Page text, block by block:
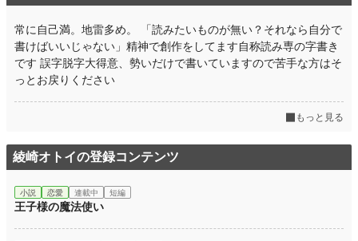
常に自己満。地雷多め。 「読みたいものが無い？それなら自分で
書けばいいじゃない」精神で創作をしてます自称読み専の字書き
です 誤字脱字大得意、勢いだけで書いていますので苦手な方はそ
っとお戻りください
もっと見る
綾崎オトイの登録コンテンツ
小説 恋愛 連載中 短編
王子様の魔法使い